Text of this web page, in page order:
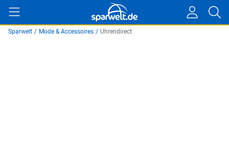
Sparwelt / Mode & Accessoires / Uhrendirect